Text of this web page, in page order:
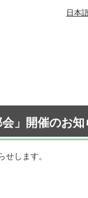
日本
会」開催のお知
します。